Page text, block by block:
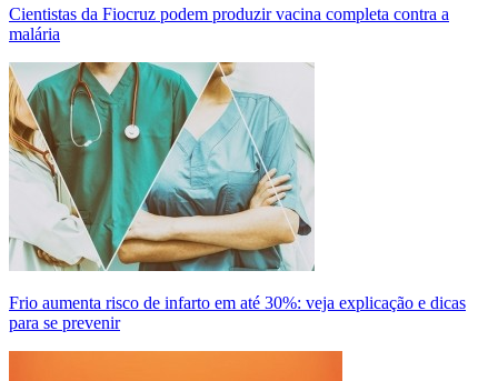
Cientistas da Fiocruz podem produzir vacina completa contra a
malária
Frio aumenta risco de infarto em até 30%: veja explicação e dicas
para se prevenir